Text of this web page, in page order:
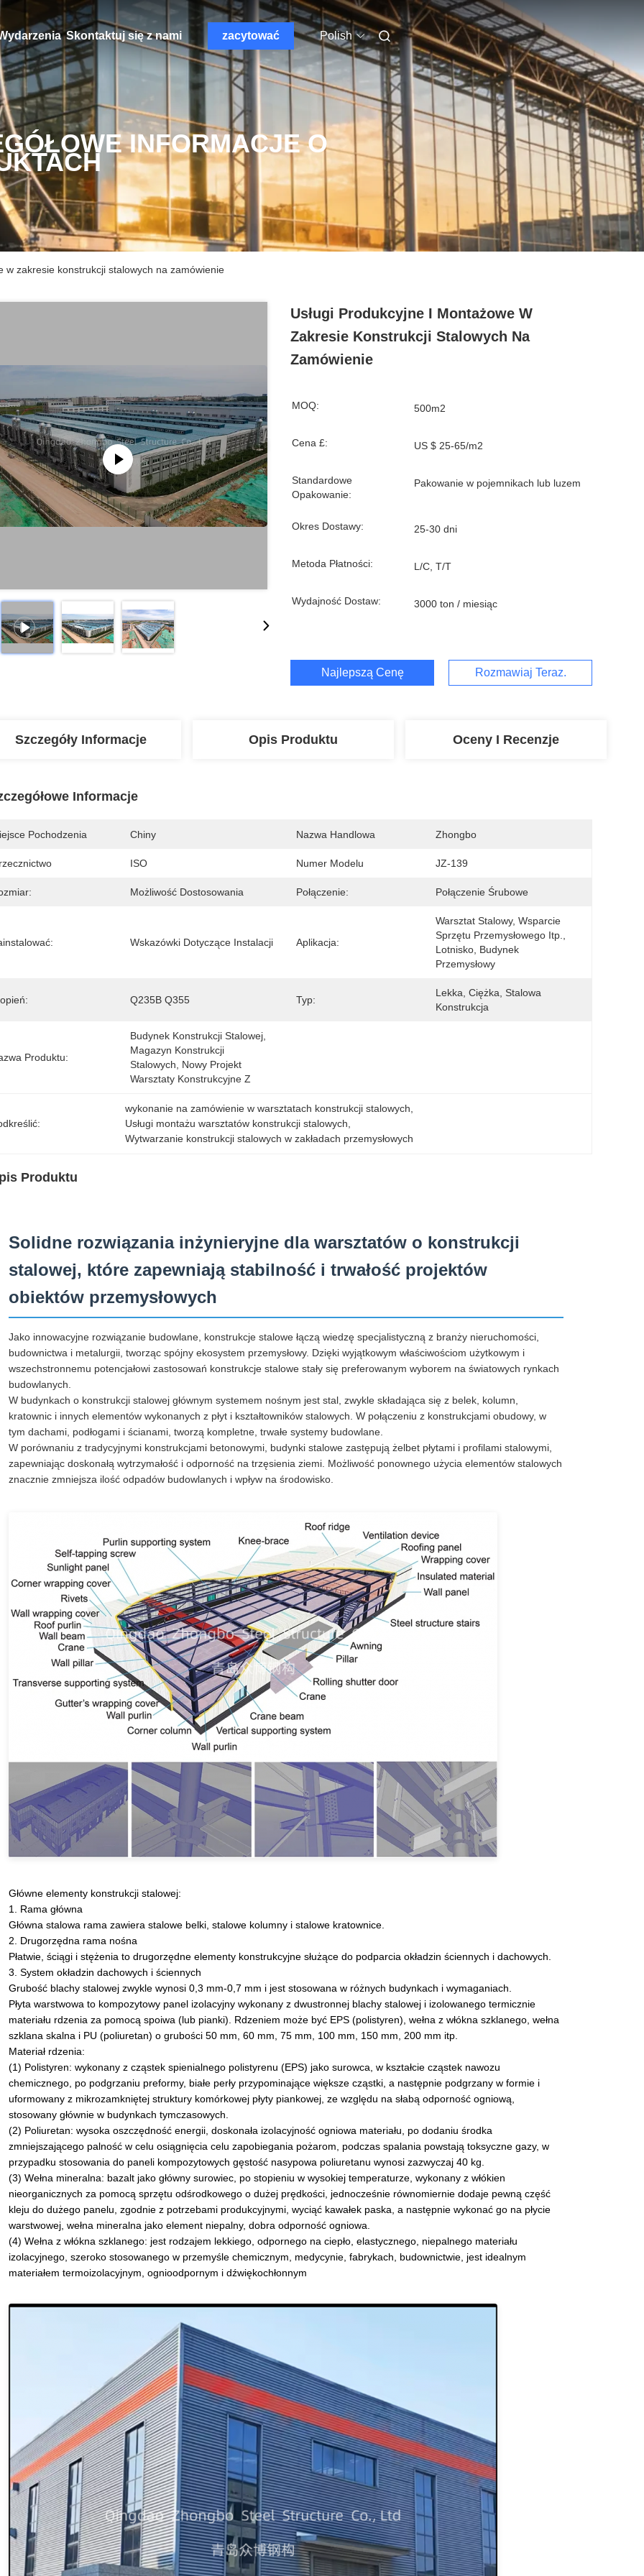
Skontaktuj się z nami zacytować Polish
INFORMACJE O
w zakresie konstrukcji stalowych na zamówienie
Usługi Produkcyjne I Montażowe W
Zakresie Konstrukcji Stalowych Na
Zamówienie
MOQ: 500m2
Cena £: US $ 25-65/m2
Standardowe
Opakowanie:
Pakowanie w pojemnikach lub luzem
Okres Dostawy: 25-30 dni
Metoda Płatności: L/C, T/T
Wydajność Dostaw: 3000 ton / miesiąc
Najlepszą Cenę Rozmawiaj Teraz.
Szczegóły Informacje Opis Produktu Oceny I Recenzje
Informacje
Pochodzenia Chiny Nazwa Handlowa Zhongbo
ISO Numer Modelu JZ-139
Możliwość Dostosowania Połączenie: Połączenie Śrubowe
Wskazówki Dotyczące Instalacji Aplikacja:
Warsztat Stalowy, Wsparcie
Sprzętu Przemysłowego Itp.,
Lotnisko, Budynek
Przemysłowy
Q235B Q355 Typ:
Lekka, Ciężka, Stalowa
Konstrukcja
Produktu:
Budynek Konstrukcji Stalowej,
Magazyn Konstrukcji
Stalowych, Nowy Projekt
Warsztaty Konstrukcyjne Z
wykonanie na zamówienie w warsztatach konstrukcji stalowych
Usługi montażu warsztatów konstrukcji stalowych
Wytwarzanie konstrukcji stalowych w zakładach przemysłowych
Produktu
Solidne rozwiązania inżynieryjne dla warsztatów o konstrukcji
stalowej, które zapewniają stabilność i trwałość projektów
obiektów przemysłowych
Jako innowacyjne rozwiązanie budowlane, konstrukcje stalowe łączą wiedzę specjalistyczną z branży nieruchomości,
budownictwa i metalurgii, tworząc spójny ekosystem przemysłowy. Dzięki wyjątkowym właściwościom użytkowym i
wszechstronnemu potencjałowi zastosowań konstrukcje stalowe stały się preferowanym wyborem na światowych rynkach
budowlanych.
W budynkach o konstrukcji stalowej głównym systemem nośnym jest stal, zwykle składająca się z belek, kolumn,
kratownic i innych elementów wykonanych z płyt i kształtowników stalowych. W połączeniu z konstrukcjami obudowy, w
tym dachami, podłogami i ścianami, tworzą kompletne, trwałe systemy budowlane.
W porównaniu z tradycyjnymi konstrukcjami betonowymi, budynki stalowe zastępują żelbet płytami i profilami stalowymi,
zapewniając doskonałą wytrzymałość i odporność na trzęsienia ziemi. Możliwość ponownego użycia elementów stalowych
znacznie zmniejsza ilość odpadów budowlanych i wpływ na środowisko.
Główne elementy konstrukcji stalowej:
1. Rama główna
Główna stalowa rama zawiera stalowe belki, stalowe kolumny i stalowe kratownice.
2. Drugorzędna rama nośna
Płatwie, ściągi i stężenia to drugorzędne elementy konstrukcyjne służące do podparcia okładzin ściennych i dachowych.
3. System okładzin dachowych i ściennych
Grubość blachy stalowej zwykle wynosi 0,3 mm-0,7 mm i jest stosowana w różnych budynkach i wymaganiach.
Płyta warstwowa to kompozytowy panel izolacyjny wykonany z dwustronnej blachy stalowej i izolowanego termicznie
materiału rdzenia za pomocą spoiwa (lub pianki). Rdzeniem może być EPS (polistyren), wełna z włókna szklanego, wełna
szklana skalna i PU (poliuretan) o grubości 50 mm, 60 mm, 75 mm, 100 mm, 150 mm, 200 mm itp.
Materiał rdzenia:
(1) Polistyren: wykonany z cząstek spienialnego polistyrenu (EPS) jako surowca, w kształcie cząstek nawozu
chemicznego, po podgrzaniu preformy, białe perły przypominające większe cząstki, a następnie podgrzany w formie i
uformowany z mikrozamkniętej struktury komórkowej płyty piankowej, ze względu na słabą odporność ogniową,
stosowany głównie w budynkach tymczasowych.
(2) Poliuretan: wysoka oszczędność energii, doskonała izolacyjność ogniowa materiału, po dodaniu środka
zmniejszającego palność w celu osiągnięcia celu zapobiegania pożarom, podczas spalania powstają toksyczne gazy, w
przypadku stosowania do paneli kompozytowych gęstość nasypowa poliuretanu wynosi zazwyczaj 40 kg.
(3) Wełna mineralna: bazalt jako główny surowiec, po stopieniu w wysokiej temperaturze, wykonany z włókien
nieorganicznych za pomocą sprzętu odśrodkowego o dużej prędkości, jednocześnie równomiernie dodaje pewną część
kleju do dużego panelu, zgodnie z potrzebami produkcyjnymi, wyciąć kawałek paska, a następnie wykonać go na płycie
warstwowej, wełna mineralna jako element niepalny, dobra odporność ogniowa.
(4) Wełna z włókna szklanego: jest rodzajem lekkiego, odpornego na ciepło, elastycznego, niepalnego materiału
izolacyjnego, szeroko stosowanego w przemyśle chemicznym, medycynie, fabrykach, budownictwie, jest idealnym
materiałem termoizolacyjnym, ognioodpornym i dźwiękochłonnym